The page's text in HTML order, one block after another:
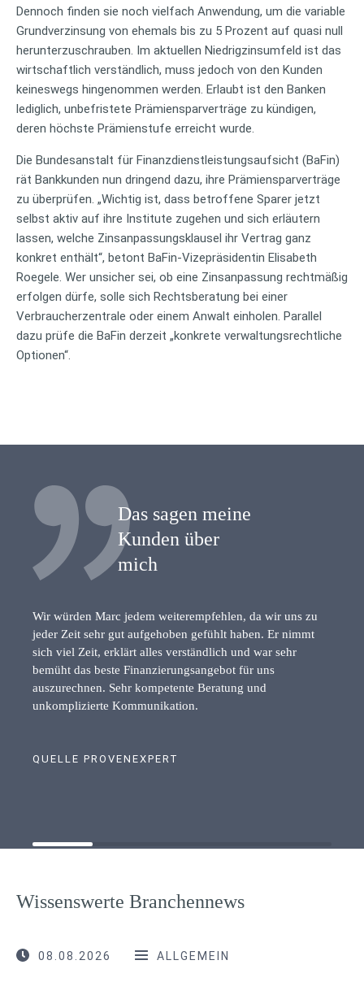
Dennoch finden sie noch vielfach Anwendung, um die variable
Grundverzinsung von ehemals bis zu 5 Prozent auf quasi null
herunterzuschrauben. Im aktuellen Niedrigzinsumfeld ist das
wirtschaftlich verständlich, muss jedoch von den Kunden
keineswegs hingenommen werden. Erlaubt ist den Banken
lediglich, unbefristete Prämiensparverträge zu kündigen,
deren höchste Prämienstufe erreicht wurde.
Die Bundesanstalt für Finanzdienstleistungsaufsicht (BaFin)
rät Bankkunden nun dringend dazu, ihre Prämiensparverträge
zu überprüfen. „Wichtig ist, dass betroffene Sparer jetzt
selbst aktiv auf ihre Institute zugehen und sich erläutern
lassen, welche Zinsanpassungsklausel ihr Vertrag ganz
konkret enthält“, betont BaFin-Vizepräsidentin Elisabeth
Roegele. Wer unsicher sei, ob eine Zinsanpassung rechtmäßig
erfolgen dürfe, solle sich Rechtsberatung bei einer
Verbraucherzentrale oder einem Anwalt einholen. Parallel
dazu prüfe die BaFin derzeit „konkrete verwaltungsrechtliche
Optionen“.
Das sagen meine
Kunden über
mich
Wir würden Marc jedem weiterempfehlen, da wir uns zu
jeder Zeit sehr gut aufgehoben gefühlt haben. Er nimmt
sich viel Zeit, erklärt alles verständlich und war sehr
bemüht das beste Finanzierungsangebot für uns
auszurechnen. Sehr kompetente Beratung und
unkomplizierte Kommunikation.
QUELLE PROVENEXPERT
Wissenswerte Branchennews
08.08.2026 ALLGEMEIN